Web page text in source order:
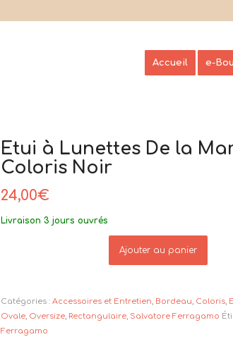
Accueil e-
Etui à Lunettes De la
Coloris Noir
24,00€
Livraison 3 jours ouvrés
Ajouter au panier
Catégories :Accessoires et Entretien, Bordeau, Coloris,
Ovale, Oversize, Rectangulaire, Salvatore Ferragamo
Ferragamo